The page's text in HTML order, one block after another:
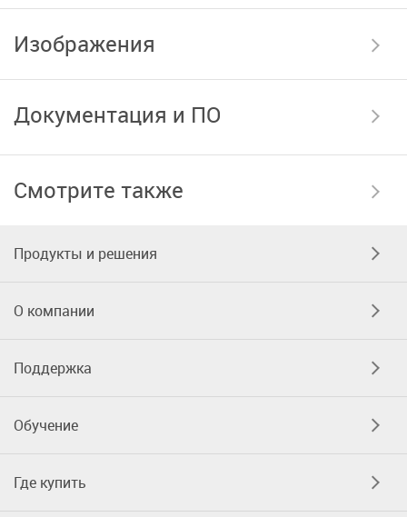
Изображения
Документация и ПО
Смотрите также
Продукты и решения
О компании
Поддержка
Обучение
Где купить